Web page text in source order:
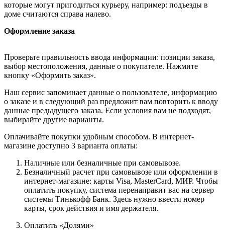
которые могут пригодиться курьеру, например: подъезды в
доме считаются справа налево.
Оформление заказа
Проверьте правильность ввода информации: позиции заказа,
выбор местоположения, данные о покупателе. Нажмите
кнопку «Оформить заказ».
Наш сервис запоминает данные о пользователе, информацию
о заказе и в следующий раз предложит вам повторить к вводу
данные предыдущего заказа. Если условия вам не подходят,
выбирайте другие варианты.
Оплачивайте покупки удобным способом. В интернет-
магазине доступно 3 варианта оплаты:
Наличные или безналичные при самовывозе.
Безналичный расчет при самовывозе или оформлении в
интернет-магазине: карты Visa, MasterCard, МИР. Чтобы
оплатить покупку, система перенаправит вас на сервер
системы Тинькофф Банк. Здесь нужно ввести номер
карты, срок действия и имя держателя.
Оплатить «Долями»